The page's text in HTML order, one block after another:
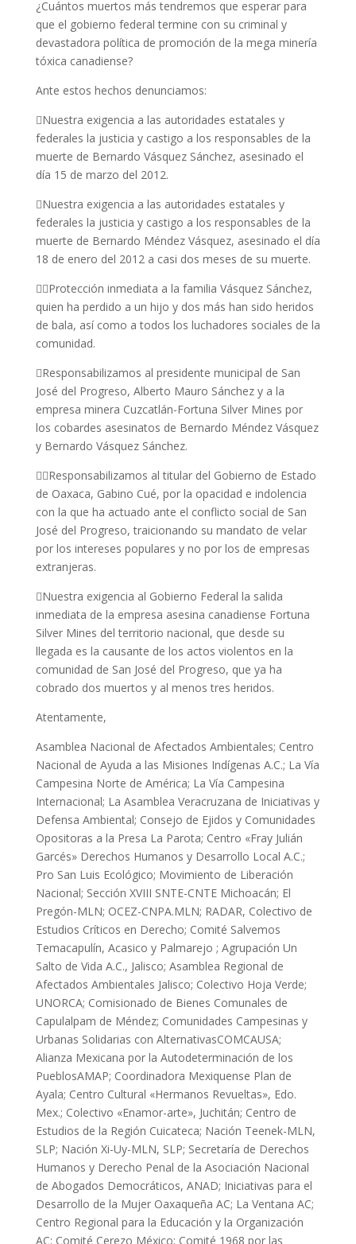
¿Cuántos muertos más tendremos que esperar para
que el gobierno federal termine con su criminal y
devastadora política de promoción de la mega minería
tóxica canadiense?
Ante estos hechos denunciamos:
Nuestra exigencia a las autoridades estatales y
federales la justicia y castigo a los responsables de la
muerte de Bernardo Vásquez Sánchez, asesinado el
día 15 de marzo del 2012.
Nuestra exigencia a las autoridades estatales y
federales la justicia y castigo a los responsables de la
muerte de Bernardo Méndez Vásquez, asesinado el día
18 de enero del 2012 a casi dos meses de su muerte.
Protección inmediata a la familia Vásquez Sánchez,
quien ha perdido a un hijo y dos más han sido heridos
de bala, así como a todos los luchadores sociales de la
comunidad.
Responsabilizamos al presidente municipal de San
José del Progreso, Alberto Mauro Sánchez y a la
empresa minera Cuzcatlán-Fortuna Silver Mines por
los cobardes asesinatos de Bernardo Méndez Vásquez
y Bernardo Vásquez Sánchez.
Responsabilizamos al titular del Gobierno de Estado
de Oaxaca, Gabino Cué, por la opacidad e indolencia
con la que ha actuado ante el conflicto social de San
José del Progreso, traicionando su mandato de velar
por los intereses populares y no por los de empresas
extranjeras.
Nuestra exigencia al Gobierno Federal la salida
inmediata de la empresa asesina canadiense Fortuna
Silver Mines del territorio nacional, que desde su
llegada es la causante de los actos violentos en la
comunidad de San José del Progreso, que ya ha
cobrado dos muertos y al menos tres heridos.
Atentamente,
Asamblea Nacional de Afectados Ambientales; Centro
Nacional de Ayuda a las Misiones Indígenas A.C.; La Vía
Campesina Norte de América; La Vía Campesina
Internacional; La Asamblea Veracruzana de Iniciativas y
Defensa Ambiental; Consejo de Ejidos y Comunidades
Opositoras a la Presa La Parota; Centro «Fray Julián
Garcés» Derechos Humanos y Desarrollo Local A.C.;
Pro San Luis Ecológico; Movimiento de Liberación
Nacional; Sección XVIII SNTE-CNTE Michoacán; El
Pregón-MLN; OCEZ-CNPA.MLN; RADAR, Colectivo de
Estudios Críticos en Derecho; Comité Salvemos
Temacapulín, Acasico y Palmarejo ; Agrupación Un
Salto de Vida A.C., Jalisco; Asamblea Regional de
Afectados Ambientales Jalisco; Colectivo Hoja Verde;
UNORCA; Comisionado de Bienes Comunales de
Capulalpam de Méndez; Comunidades Campesinas y
Urbanas Solidarias con AlternativasCOMCAUSA;
Alianza Mexicana por la Autodeterminación de los
PueblosAMAP; Coordinadora Mexiquense Plan de
Ayala; Centro Cultural «Hermanos Revueltas», Edo.
Mex.; Colectivo «Enamor-arte», Juchitán; Centro de
Estudios de la Región Cuicateca; Nación Teenek-MLN,
SLP; Nación Xi-Uy-MLN, SLP; Secretaría de Derechos
Humanos y Derecho Penal de la Asociación Nacional
de Abogados Democráticos, ANAD; Iniciativas para el
Desarrollo de la Mujer Oaxaqueña AC; La Ventana AC;
Centro Regional para la Educación y la Organización
AC; Comité Cerezo México; Comité 1968 por las